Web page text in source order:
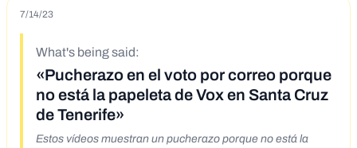
7/14/23
What's being said:
«Pucherazo en el voto por correo porque
no está la papeleta de Vox en Santa Cruz
de Tenerife»
Estos vídeos muestran un pucherazo porque no está la